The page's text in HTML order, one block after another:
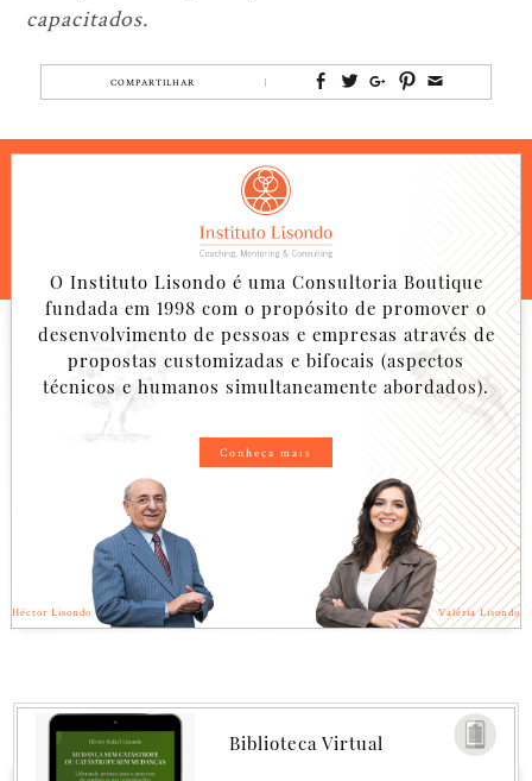
capacitados.
COMPARTILHAR
Héctor Lisondo
O Instituto Lisondo é uma Consultoria Boutique
fundada em 1998 com o propósito de promover o
desenvolvimento de pessoas e empresas através de
propostas customizadas e bifocais (aspectos
técnicos e humanos simultaneamente abordados).
Conheça mais
Valéria Lisondo
Biblioteca Virtual